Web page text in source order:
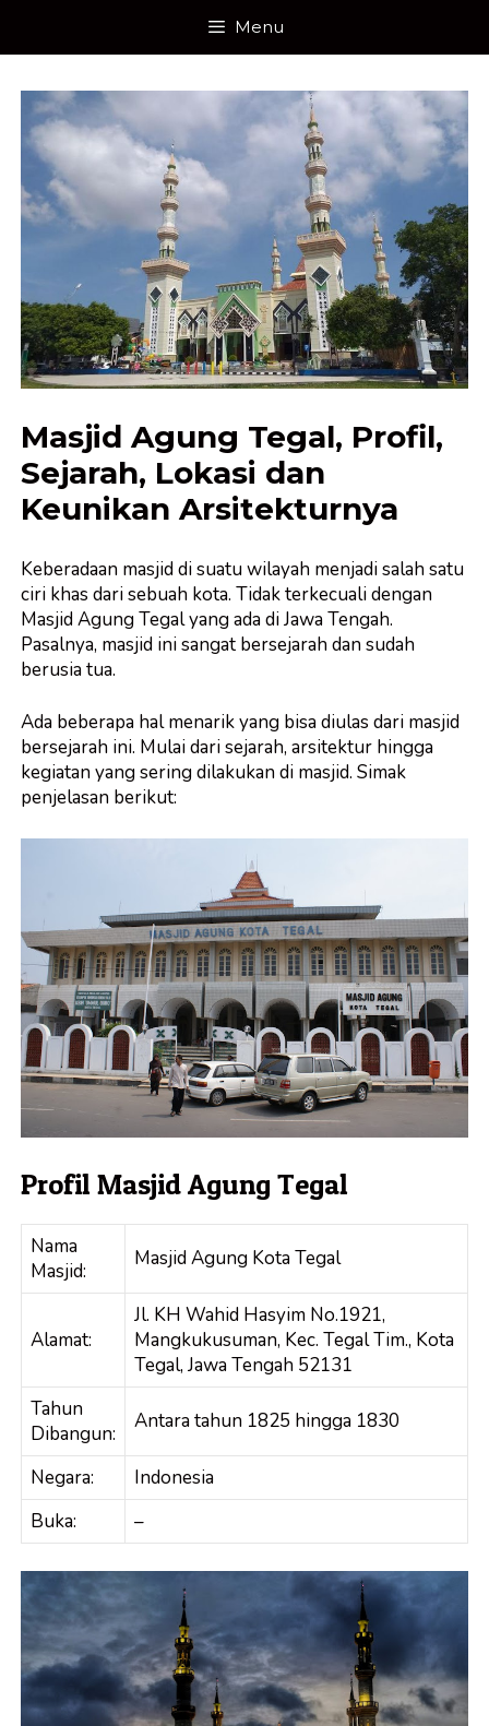
content
Menu
Masjid Agung Tegal, Profil,
Sejarah, Lokasi dan
Keunikan Arsitekturnya
Keberadaan masjid di suatu wilayah menjadi salah satu
ciri khas dari sebuah kota. Tidak terkecuali dengan
Masjid Agung Tegal yang ada di Jawa Tengah.
Pasalnya, masjid ini sangat bersejarah dan sudah
berusia tua.
Ada beberapa hal menarik yang bisa diulas dari masjid
bersejarah ini. Mulai dari sejarah, arsitektur hingga
kegiatan yang sering dilakukan di masjid. Simak
penjelasan berikut:
Profil Masjid Agung Tegal
Nama
Masjid:
Masjid Agung Kota Tegal
Alamat:
Jl. KH Wahid Hasyim No.1921,
Mangkukusuman, Kec. Tegal Tim., Kota
Tegal, Jawa Tengah 52131
Tahun
Dibangun:
Antara tahun 1825 hingga 1830
Negara:
Indonesia
Buka:
–